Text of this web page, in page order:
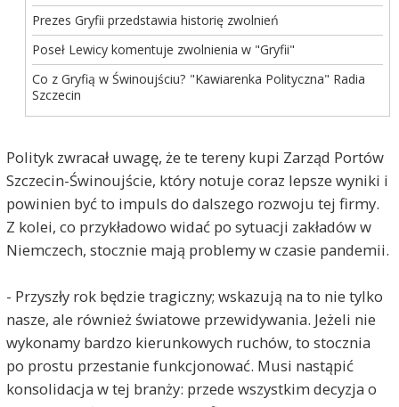
Prezes Gryfii przedstawia historię zwolnień
Poseł Lewicy komentuje zwolnienia w "Gryfii"
Co z Gryfią w Świnoujściu? "Kawiarenka Polityczna" Radia
Szczecin
Polityk zwracał uwagę, że te tereny kupi Zarząd Portów
Szczecin-Świnoujście, który notuje coraz lepsze wyniki i
powinien być to impuls do dalszego rozwoju tej firmy.
Z kolei, co przykładowo widać po sytuacji zakładów w
Niemczech, stocznie mają problemy w czasie pandemii.
- Przyszły rok będzie tragiczny; wskazują na to nie tylko
nasze, ale również światowe przewidywania. Jeżeli nie
wykonamy bardzo kierunkowych ruchów, to stocznia
po prostu przestanie funkcjonować. Musi nastąpić
konsolidacja w tej branży: przede wszystkim decyzja o
Nikt inny 2020-12-21, godz. 11:11
Nazwać sprzedaż zakładu wraz z wyprzedaniem
całego majątku konsolidacją to trzeba mieć tupet.
jak dziś pamiętam zaklinanie się na wszelkie
świętości, że budowa stępki ruszy już zaraz. Tak
Gróbarczyka, jak i Zaremby.
Tak samo jest z tym dokiem.
ZARŻNĄĆ CAŁE PRZEDSIĘBIORSTWO I
POWIEDZIEĆ - PLANUJEMY CHCIEĆ KUPIĆ DOK.